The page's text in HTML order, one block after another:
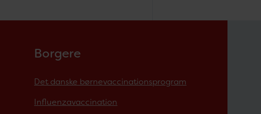
Borgere
Det danske børnevaccinationsprogram
Influenzavaccination